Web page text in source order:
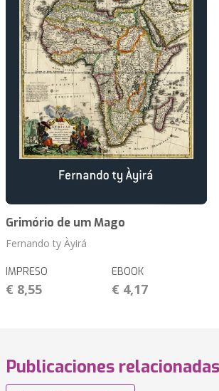
Grimório de um Mago
Fernando ty Àyirá
IMPRESO
€ 8,55
EBOOK
€ 4,17
Publicaciones relacionadas